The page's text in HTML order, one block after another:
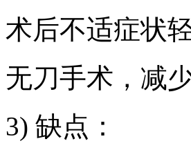
术后不适症状轻
无刀手术，减
3) 缺点：